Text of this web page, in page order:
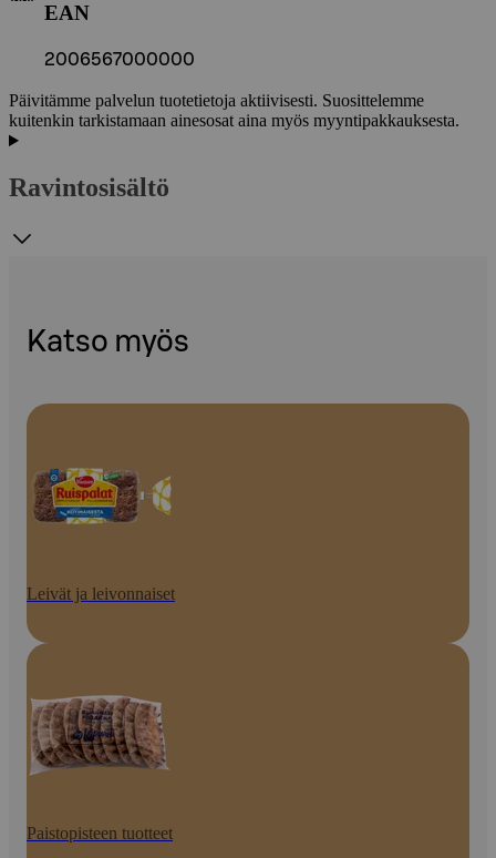
EAN
2006567000000
Päivitämme palvelun tuotetietoja aktiivisesti. Suosittelemme
kuitenkin tarkistamaan ainesosat aina myös myyntipakkauksesta.
Ravintosisältö
Katso myös
Leivät ja leivonnaiset
Paistopisteen tuotteet